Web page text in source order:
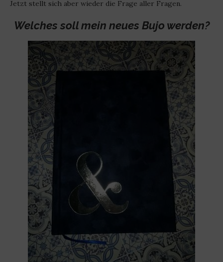
Jetzt stellt sich aber wieder die Frage aller Fragen.
Welches soll mein neues Bujo werden?